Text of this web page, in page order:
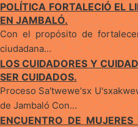
POLÍTICA FORTALECIÓ EL
EN JAMBALÓ.
Con el propósito de
ciudadana…
LOS CUIDADORES Y
SER CUIDADOS.
Proceso Sa'twewe'sx
de Jambaló Con…
ENCUENTRO DE MUJERES